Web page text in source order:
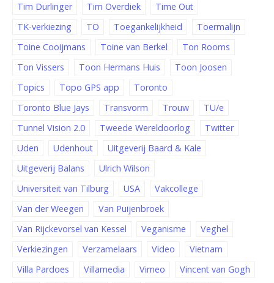
Tim Durlinger
Tim Overdiek
Time Out
TK-verkiezing
TO Toegankelijkheid
Toermalijn
Toine Cooijmans
Toine van Berkel
Ton Rooms
Ton Vissers
Toon Hermans Huis
Toon Joosen
Topics
Topo GPS app
Toronto
Toronto Blue Jays
Transvorm Trouw
TU/e
Tunnel Vision 2.0
Tweede Wereldoorlog
Twitter
Uden
Udenhout
Uitgeverij Baard & Kale
Uitgeverij Balans
Ulrich Wilson
Universiteit van Tilburg
USA
Vakcollege
Van der Weegen
Van Puijenbroek
Van Rijckevorsel van Kessel
Veganisme
Veghel
Verkiezingen
Verzamelaars Video
Vietnam
Villa Pardoes
Villamedia Vimeo
Vincent van Gogh